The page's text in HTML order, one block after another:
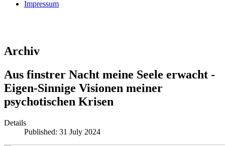
Impressum
Archiv
Aus finstrer Nacht meine Seele erwacht -
Eigen-Sinnige Visionen meiner
psychotischen Krisen
Details
Published: 31 July 2024